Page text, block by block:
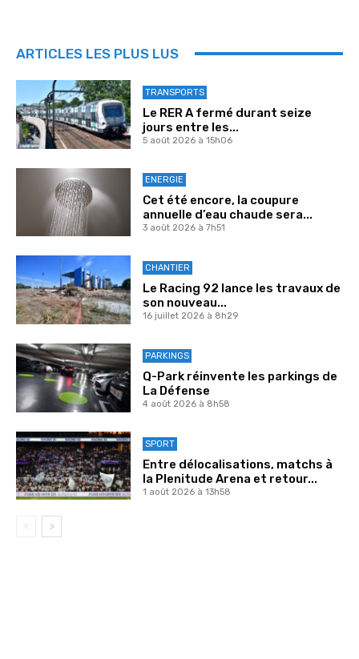
ARTICLES LES PLUS LUS
TRANSPORTS
Le RER A fermé durant seize
jours entre les...
5 août 2026 à 15h06
ENERGIE
Cet été encore, la coupure
annuelle d’eau chaude sera...
3 août 2026 à 7h51
CHANTIER
Le Racing 92 lance les travaux de
son nouveau...
16 juillet 2026 à 8h29
PARKINGS
Q-Park réinvente les parkings de
La Défense
4 août 2026 à 8h58
SPORT
Entre délocalisations, matchs à
la Plenitude Arena et retour...
1 août 2026 à 13h58